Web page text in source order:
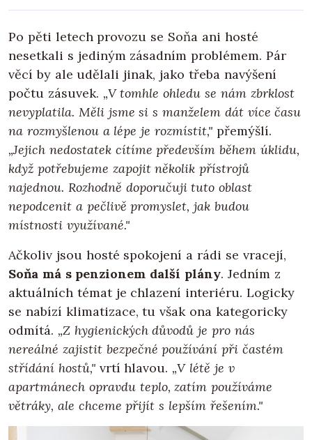
Po pěti letech provozu se Soňa ani hosté
nesetkali s jediným zásadním problémem. Pár
věcí by ale udělali jinak, jako třeba navýšení
počtu zásuvek. „V tomhle ohledu se nám zbrklost
nevyplatila. Měli jsme si s manželem dát více času
na rozmyšlenou a lépe je rozmístit," přemýšlí.
„Jejich nedostatek cítíme především během úklidu,
když potřebujeme zapojit několik přístrojů
najednou. Rozhodně doporučuji tuto oblast
nepodcenit a pečlivě promyslet, jak budou
místnosti využívané."
Ačkoliv jsou hosté spokojení a rádi se vracejí,
Soňa má s penzionem další plány. Jedním z
aktuálních témat je chlazení interiéru. Logicky
se nabízí klimatizace, tu však ona kategoricky
odmítá. „Z hygienických důvodů je pro nás
nereálné zajistit bezpečné používání při častém
střídání hostů,"vrtí hlavou. „V létě je v
apartmánech opravdu teplo, zatím používáme
větráky, ale chceme přijít s lepším řešením."